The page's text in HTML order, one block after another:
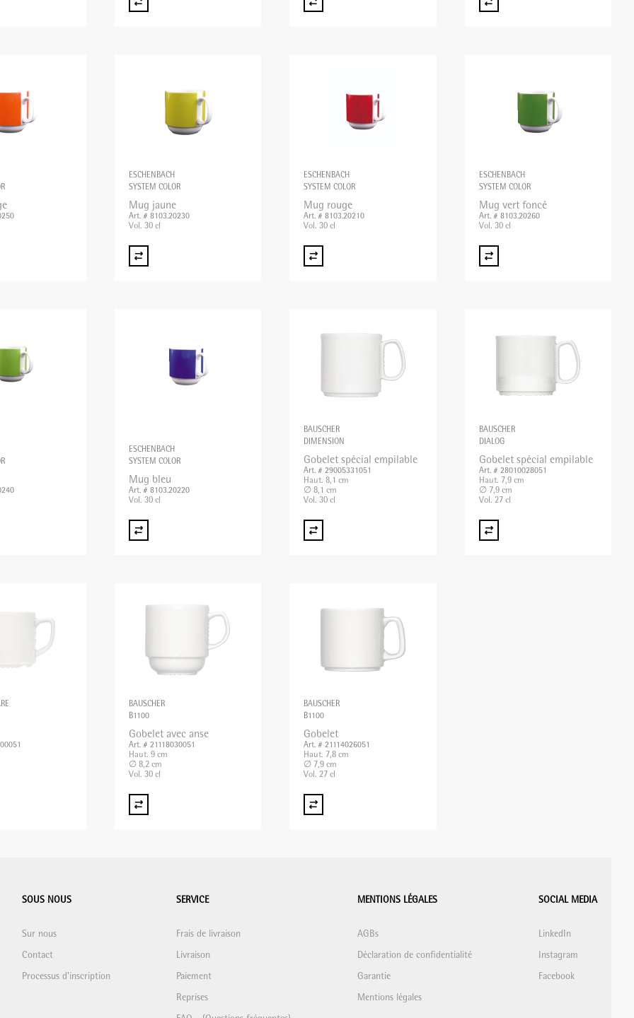
ESCHENBACH
SYSTEM COLOR
Mug jaune
Art. # 8103.20230
Vol. 30 cl
ESCHENBACH
SYSTEM COLOR
Mug rouge
Art. # 8103.20210
Vol. 30 cl
ESCHENBACH
SYSTEM COLOR
Mug vert foncé
Art. # 8103.20260
Vol. 30 cl
ESCHENBACH
SYSTEM COLOR
Mug bleu
Art. # 8103.20220
Vol. 30 cl
BAUSCHER
DIMENSION
Gobelet spécial empilable
Art. # 29005331051
Haut. 8,1 cm
∅ 8,1 cm
Vol. 30 cl
BAUSCHER
DIALOG
Gobelet spécial empilable
Art. # 28010028051
Haut. 7,9 cm
∅ 7,9 cm
Vol. 27 cl
BAUSCHER
B1100
Gobelet avec anse
Art. # 21118030051
Haut. 9 cm
∅ 8,2 cm
Vol. 30 cl
BAUSCHER
B1100
Gobelet
Art. # 21114026051
Haut. 7,8 cm
∅ 7,9 cm
Vol. 27 cl
SOUS NOUS
Sur nous
Contact
Processus d'inscription
SERVICE
Frais de livraison
Livraison
Paiement
Reprises
MENTIONS LÉGALES
AGBs
Déclaration de confidentialité
Garantie
Mentions légales
SOCIAL MEDIA
LinkedIn
Instagram
Facebook